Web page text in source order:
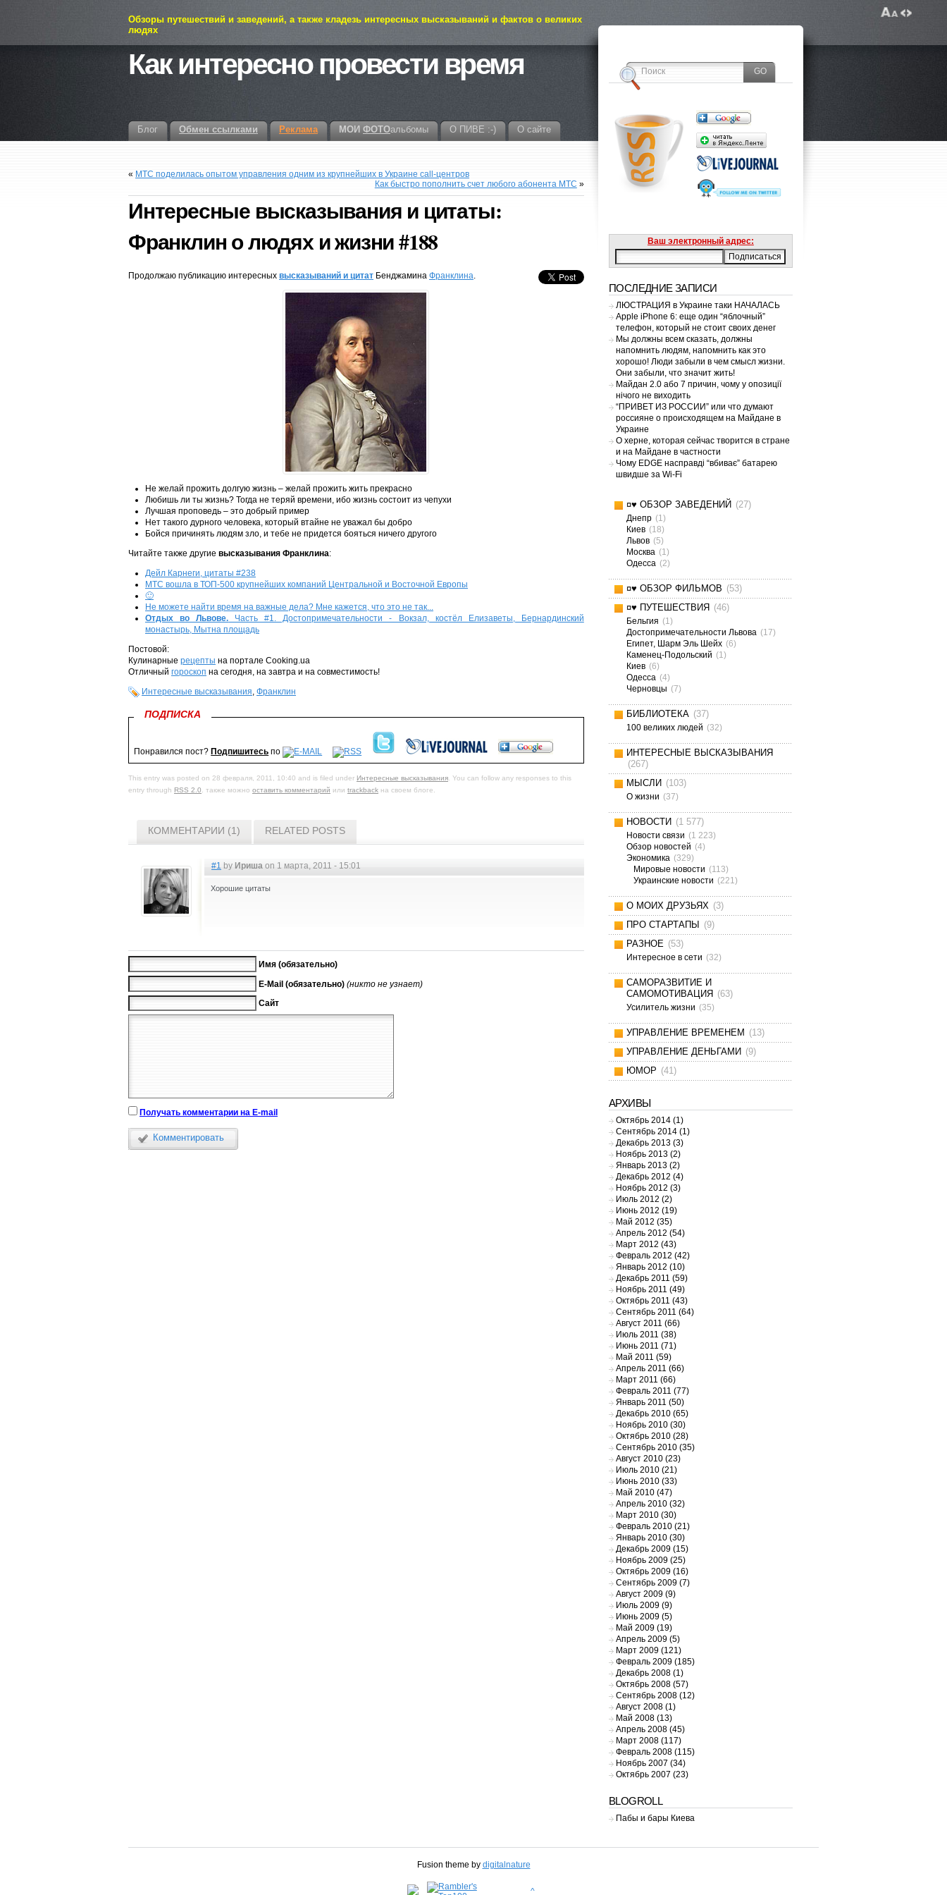
Обзоры путешествий и заведений, а также кладезь интересных высказываний и фактов о великих
людях
Как интересно провести время
Блог Обмен ссылками Реклама МОИ ФОТОальбомы О ПИВЕ :-) О сайте
« МТС поделилась опытом управления одним из крупнейших в Украине call-центров
Как быстро пополнить счет любого абонента МТС »
Интересные высказывания и цитаты:
Франклин о людях и жизни #188
Продолжаю публикацию интересных высказываний и цитат Бенджамина Франклина.
Не желай прожить долгую жизнь – желай прожить жить прекрасно
Любишь ли ты жизнь? Тогда не теряй времени, ибо жизнь состоит из чепухи
Лучшая проповедь – это добрый пример
Нет такого дурного человека, который втайне не уважал бы добро
Бойся причинять людям зло, и тебе не придется бояться ничего другого
Читайте также другие высказывания Франклина:
Дейл Карнеги, цитаты #238
МТС вошла в ТОП-500 крупнейших компаний Центральной и Восточной Европы
🙂
Не можете найти время на важные дела? Мне кажется, что это не так...
Отдых во Львове. Часть #1. Достопримечательности - Вокзал, костёл Елизаветы, Бернардинский
монастырь, Мытна площадь
Постовой:
Кулинарные рецепты на портале Cooking.ua
Отличный гороскоп на сегодня, на завтра и на совместимость!
Интересные высказывания, Франклин
ПОДПИСКА
Понравился пост? Подпишитесь по
This entry was posted on 28 февраля, 2011, 10:40 and is filed under Интересные высказывания. You can follow any responses to this
entry through RSS 2.0. также можно оставить комментарий или trackback на своем блоге.
КОММЕНТАРИИ (1) RELATED POSTS
#1 by Ириша on 1 марта, 2011 - 15:01
Хорошие цитаты
Имя (обязательно)
E-Mail (обязательно) (никто не узнает)
Сайт
Получать комментарии на E-mail
Комментировать
Ваш электронный адрес:
ПОСЛЕДНИЕ ЗАПИСИ
ЛЮСТРАЦИЯ в Украине таки НАЧАЛАСЬ
Apple iPhone 6: еще один “яблочный”
телефон, который не стоит своих денег
Мы должны всем сказать, должны
напомнить людям, напомнить как это
хорошо! Люди забыли в чем смысл жизни.
Они забыли, что значит жить!
Майдан 2.0 або 7 причин, чому у опозиції
нічого не виходить
“ПРИВЕТ ИЗ РОССИИ” или что думают
россияне о происходящем на Майдане в
Украине
О херне, которая сейчас творится в стране
и на Майдане в частности
Чому EDGE насправді “вбиває” батарею
швидше за Wi-Fi
¤♥ ОБЗОР ЗАВЕДЕНИЙ (27)
Днепр (1)
Киев (18)
Львов (5)
Москва (1)
Одесса (2)
¤♥ ОБЗОР ФИЛЬМОВ (53)
¤♥ ПУТЕШЕСТВИЯ (46)
Бельгия (1)
Достопримечательности Львова (17)
Египет, Шарм Эль Шейх (6)
Каменец-Подольский (1)
Киев (6)
Одесса (4)
Черновцы (7)
БИБЛИОТЕКА (37)
100 великих людей (32)
ИНТЕРЕСНЫЕ ВЫСКАЗЫВАНИЯ
(267)
МЫСЛИ (103)
О жизни (37)
НОВОСТИ (1 577)
Новости связи (1 223)
Обзор новостей (4)
Экономика (329)
Мировые новости (113)
Украинские новости (221)
О МОИХ ДРУЗЬЯХ (3)
ПРО СТАРТАПЫ
(9)
РАЗНОЕ (53)
Интересное в сети (32)
САМОРАЗВИТИЕ И
САМОМОТИВАЦИЯ (63)
Усилитель жизни (35)
УПРАВЛЕНИЕ ВРЕМЕНЕМ (13)
УПРАВЛЕНИЕ ДЕНЬГАМИ (9)
ЮМОР (41)
АРХИВЫ
Октябрь 2014(1)
Сентябрь 2014(1)
Декабрь 2013(3)
Ноябрь 2013(2)
Январь 2013(2)
Декабрь 2012 (4)
Ноябрь 2012 (3)
Июль 2012 (2)
Июнь 2012 (19)
Май 2012 (35)
Апрель 2012 (54)
Март 2012 (43)
Февраль 2012 (42)
Январь 2012 (10)
Декабрь 2011 (59)
Ноябрь 2011 (49)
Октябрь 2011 (43)
Сентябрь 2011 (64)
Август 2011 (66)
Июль 2011 (38)
Июнь 2011 (71)
Май 2011 (59)
Апрель 2011 (66)
Март 2011 (66)
Февраль 2011 (77)
Январь 2011 (50)
Декабрь 2010(65)
Ноябрь 2010(30)
Октябрь 2010(28)
Сентябрь 2010(35)
Август 2010(23)
Июль 2010(21)
Июнь 2010(33)
Май 2010(47)
Апрель 2010(32)
Март 2010(30)
Февраль 2010(21)
Январь 2010(30)
Декабрь 2009(15)
Ноябрь 2009(25)
Октябрь 2009(16)
Сентябрь 2009(7)
Август 2009(9)
Июль 2009(9)
Июнь 2009(5)
Май 2009(19)
Апрель 2009(5)
Март 2009(121)
Февраль 2009(185)
Декабрь 2008(1)
Октябрь 2008(57)
Сентябрь 2008(12)
Август 2008(1)
Май 2008(13)
Апрель 2008(45)
Март 2008(117)
Февраль 2008(115)
Ноябрь 2007 (34)
Октябрь 2007 (23)
BLOGROLL
Пабы и бары Киева
Fusion theme by digitalnature
^